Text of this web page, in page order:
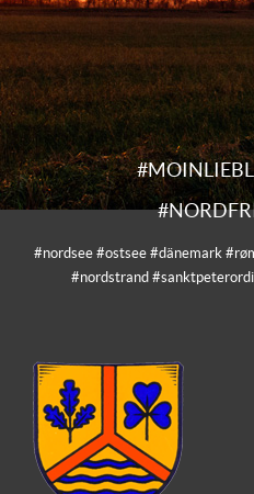
#nordsee #ostsee #dänemark
#nordstrand